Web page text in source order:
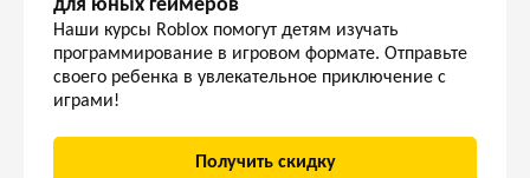
для юных геймеров
Наши курсы Roblox помогут детям изучать
программирование в игровом формате. Отправьте
своего ребенка в увлекательное приключение с
играми!
Получить скидку